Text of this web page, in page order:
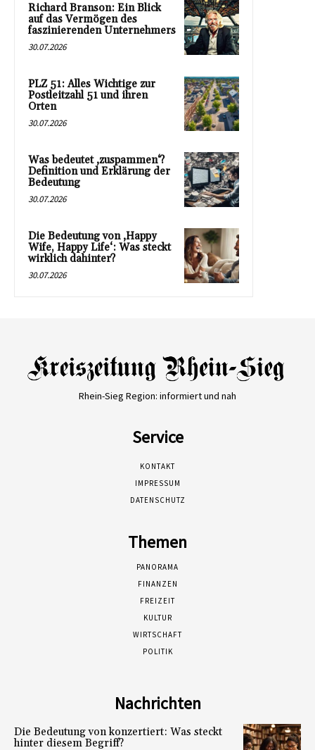
Richard Branson: Ein Blick
auf das Vermögen des
faszinierenden Unternehmers
30.07.2026
PLZ 51: Alles Wichtige zur
Postleitzahl 51 und ihren
Orten
30.07.2026
Was bedeutet ‚zuspammen‘?
Definition und Erklärung der
Bedeutung
30.07.2026
Die Bedeutung von ‚Happy
Wife, Happy Life‘: Was steckt
wirklich dahinter?
30.07.2026
Rhein-Sieg Region: informiert und nah
Service
KONTAKT
IMPRESSUM
DATENSCHUTZ
Themen
PANORAMA
FINANZEN
FREIZEIT
KULTUR
WIRTSCHAFT
POLITIK
Nachrichten
Die Bedeutung von konzertiert: Was steckt
hinter diesem Begriff?